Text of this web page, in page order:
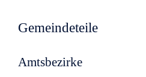
Gemeindeteile
Amtsbezirke